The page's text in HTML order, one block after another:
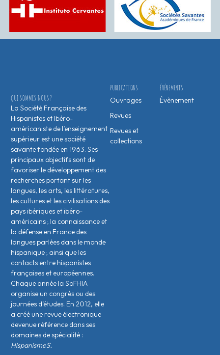
ÉVÉNEMENTS
Évènement
PUBLICATIONS
Ouvrages
Revues
Revues et
collections
QUI SOMMES-NOUS ?
La Société Française des
Hispanistes et Ibéro-
américaniste de l’enseignement
supérieur est une société
savante fondée en 1963. Ses
principaux objectifs sont de
favoriser le développement des
recherches portant sur les
langues, les arts, les littératures,
les cultures et les civilisations des
pays ibériques et ibéro-
américains ; la connaissance et
la défense en France des
langues parlées dans le monde
hispanique ; ainsi que les
contacts entre hispanistes
français·es et européen·nes.
Chaque année la SoFHIA
organise un congrès ou des
journées d’études. En 2012, elle
a créé une revue électronique
devenue référence dans ses
domaines de spécialité :
HispanismeS.